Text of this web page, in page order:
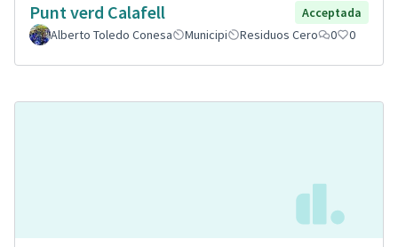
Punt verd Calafell
Acceptada
Alberto Toledo Conesa
Municipi Residuos Cero 0 0